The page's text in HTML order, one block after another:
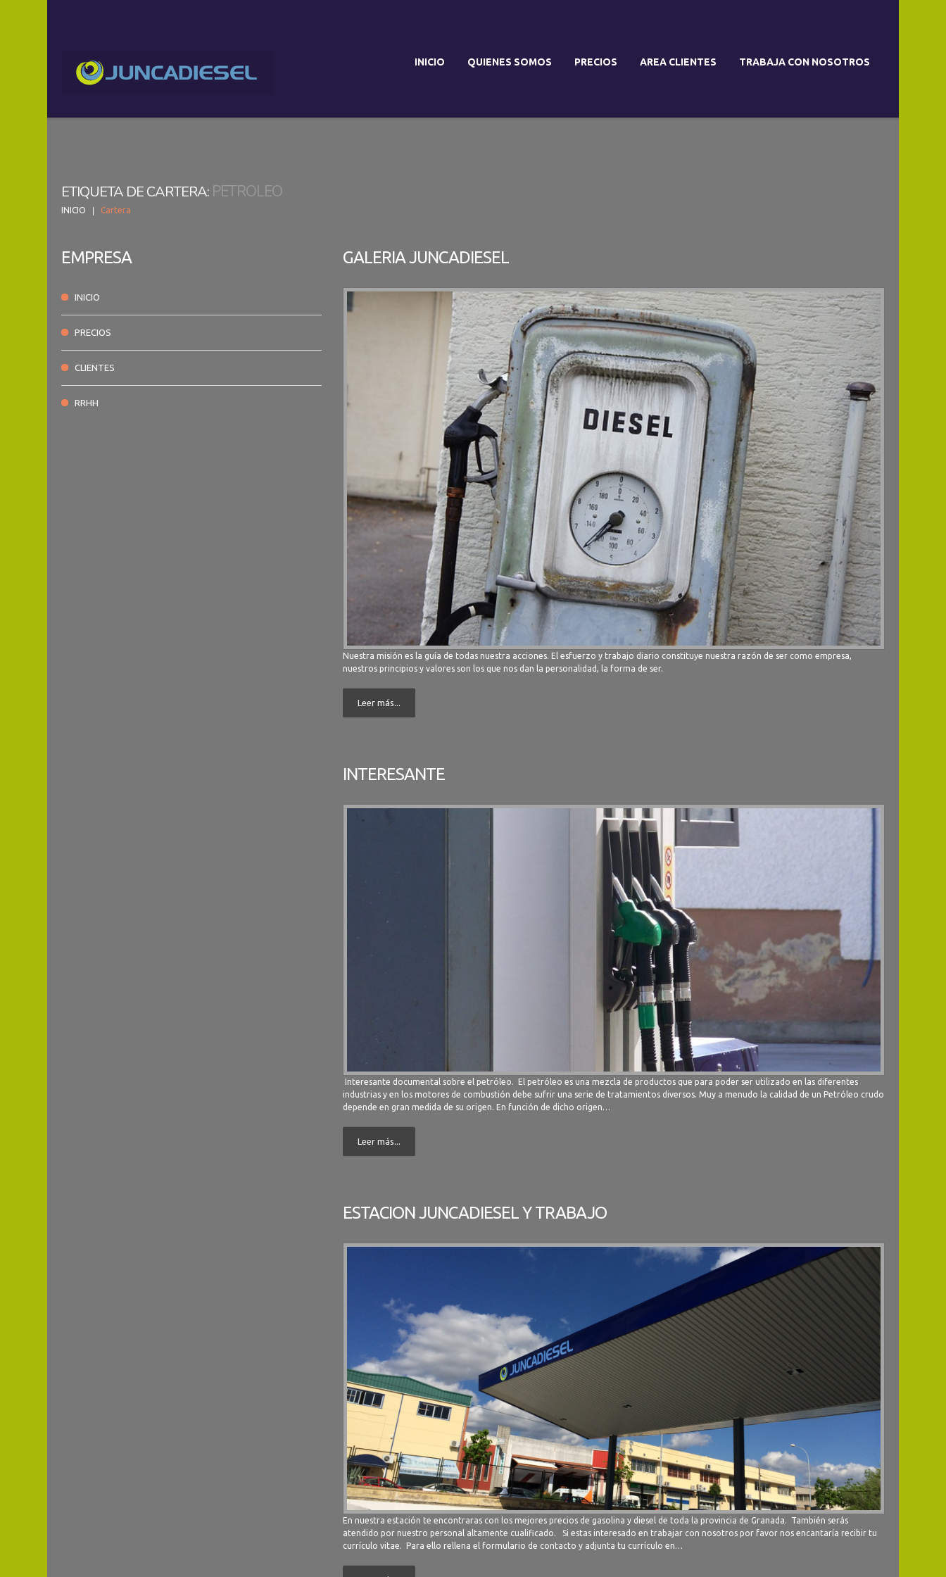
INICIO QUIENES SOMOS PRECIOS AREA CLIENTES TRABAJA CON NOSOTROS
ETIQUETA DE CARTERA: PETROLEO
INICIO Cartera
GALERIA JUNCADIESEL
Nuestra misión es la guía de todas nuestra acciones. El esfuerzo y trabajo diario constituye nuestra razón de ser como empresa,
nuestros principios y valores son los que nos dan la personalidad, la forma de ser.
Leer más...
INTERESANTE
Interesante documental sobre el petróleo. El petróleo es una mezcla de productos que para poder ser utilizado en las diferentes
industrias y en los motores de combustión debe sufrir una serie de tratamientos diversos. Muy a menudo la calidad de un Petróleo crudo
depende en gran medida de su origen. En función de dicho origen…
Leer más...
ESTACION JUNCADIESEL Y TRABAJO
En nuestra estación te encontraras con los mejores precios de gasolina y diesel de toda la provincia de Granada. También serás
atendido por nuestro personal altamente cualificado. Si estas interesado en trabajar con nosotros por favor nos encantaría recibir tu
currículo vitae. Para ello rellena el formulario de contacto y adjunta tu currículo en…
EMPRESA
INICIO
PRECIOS
CLIENTES
RRHH